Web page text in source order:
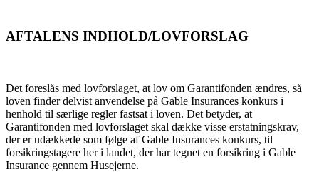
AFTALENS INDHOLD/LOVFORSLAG
Det foreslås med lovforslaget, at lov om Garantifonden ændres, så
loven finder delvist anvendelse på Gable Insurances konkurs i
henhold til særlige regler fastsat i loven. Det betyder, at
Garantifonden med lovforslaget skal dække visse erstatningskrav,
der er udækkede som følge af Gable Insurances konkurs, til
forsikringstagere her i landet, der har tegnet en forsikring i Gable
Insurance gennem Husejerne.